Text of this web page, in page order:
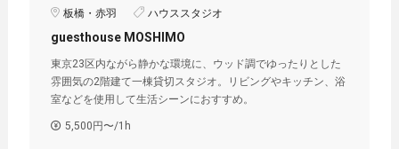
板橋・赤羽 ハウススタジオ
guesthouse MOSHIMO
東京23区内ながら静かな環境に、ウッド調でゆったりとした
雰囲気の2階建て一棟貸切スタジオ。リビングやキッチン、浴
室などを使用して生活シーンにおすすめ。
5,500円〜/1h